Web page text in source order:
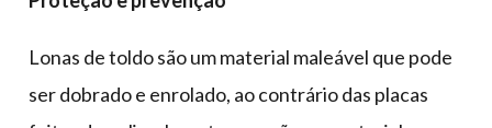
Lonas de toldo são um material maleável que pode
ser dobrado e enrolado, ao contrário das placas